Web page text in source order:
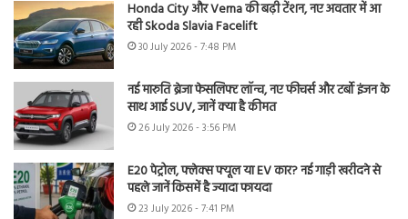
Honda City और Verna की बढ़ी टेंशन, नए अवतार में आ
रही Skoda Slavia Facelift
30 July 2026 - 7:48 PM
नई मारुति ब्रेजा फेसलिफ्ट लॉन्च, नए फीचर्स और टर्बो इंजन के
साथ आई SUV, जानें क्या है कीमत
26 July 2026 - 3:56 PM
E20 पेट्रोल, फ्लेक्स फ्यूल या EV कार? नई गाड़ी खरीदने से
पहले जानें किसमें है ज्यादा फायदा
23 July 2026 - 7:41 PM